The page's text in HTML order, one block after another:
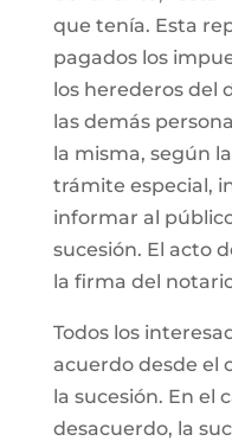
que tenía. Esta
pagados los
los herederos del
las demás
la misma, según
trámite especial,
informar al
sucesión. El acto
la firma del
Todos los
acuerdo desde el
la sucesión. En el
desacuerdo, la